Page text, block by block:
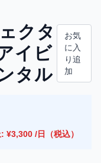
クタ
イビ
タル
お気
に入
り追
加
¥3,300 /日（税込）